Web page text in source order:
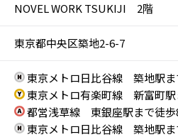
NOVEL WORK TSUKIJI 2階
東京都中央区築地2-6-7
東京メトロ日比谷線 築地駅ま
東京メトロ有楽町線 新富町駅
都営浅草線 東銀座駅まで徒歩
東京メトロ日比谷線 築地駅ま